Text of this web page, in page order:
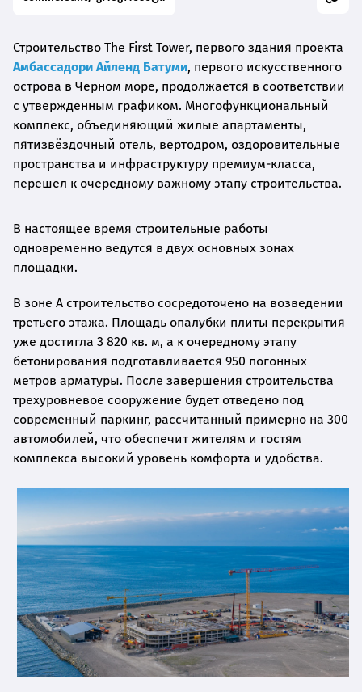
Строительство The First Tower, первого здания проекта
Амбассадори Айленд Батуми, первого искусственного
острова в Черном море, продолжается в соответствии
с утвержденным графиком. Многофункциональный
комплекс, объединяющий жилые апартаменты,
пятизвёздочный отель, вертодром, оздоровительные
пространства и инфраструктуру премиум-класса,
перешел к очередному важному этапу строительства.
В настоящее время строительные работы
одновременно ведутся в двух основных зонах
площадки.
В зоне A строительство сосредоточено на возведении
третьего этажа. Площадь опалубки плиты перекрытия
уже достигла 3 820 кв. м, а к очередному этапу
бетонирования подготавливается 950 погонных
метров арматуры. После завершения строительства
трехуровневое сооружение будет отведено под
современный паркинг, рассчитанный примерно на 300
автомобилей, что обеспечит жителям и гостям
комплекса высокий уровень комфорта и удобства.